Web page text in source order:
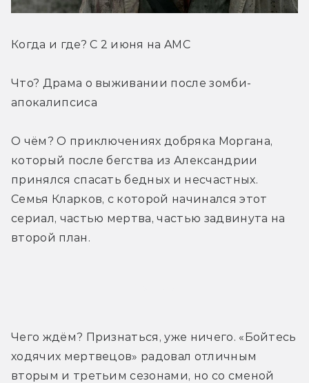
Когда и где? С 2 июня на AMC
Что? Драма о выживании после зомби-
апокалипсиса
О чём? О приключениях добряка Моргана,
который после бегства из Александрии
принялся спасать бедных и несчастных.
Семья Кларков, с которой начинался этот
сериал, частью мертва, частью задвинута на
второй план.
Чего ждём? Признаться, уже ничего. «Бойтесь
ходячих мертвецов» радовал отличным
вторым и третьим сезонами, но со сменой